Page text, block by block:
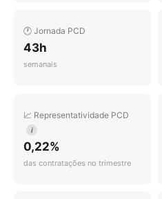
🕐 Jornada PCD
43h
semanais
📈 Representatividade PCD
i
0,22%
das contratações no trimestre